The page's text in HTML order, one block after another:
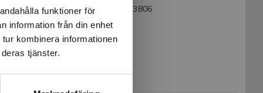
funktioner för
information från din enhet
kombinera informationen
tjänster.
ISBN:
9789179873806
Utgivningsår:
2021
Artikelnummer:
44241-01
Upplaga:
Sidantal:
40